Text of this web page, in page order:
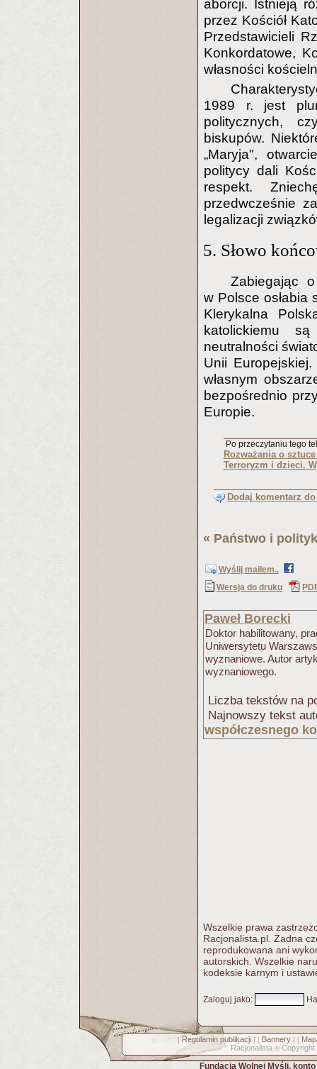
aborcji. Istnieją
przez Kościół
Przedstawicieli
Konkordatowe,
własności
1989 r. jest
politycznych,
biskupów.
„Maryja",
politycy dali
respekt.
przedwcześnie
legalizacji
5. Słowo
Zabiegając
w Polsce osłabia
Klerykalna
katolickiemu
neutralności
Unii
własnym
bezpośrednio
Europie.
Po przeczytaniu tego
Rozważania o
Terroryzm i dzieci.
Dodaj komentarz
« Państwo i
Wyślij mailem..
Wersja do druku
Paweł Borecki
Doktor habilitowany,
Uniwersytetu
wyznaniowe. Autor
wyznaniowego.
Liczba tekstów na
Najnowszy tekst
współczesnego
Wszelkie prawa
Racjonalista.pl. Żadna
reprodukowana ani
autorskich. Wszelkie
kodeksie karnym i
Zaloguj jako:
[ Regulamin publikacji] [ Bannery] [
Racjonalista © Copyright
Fundacja Wolnej Myśli,